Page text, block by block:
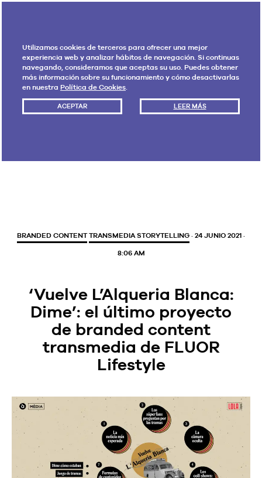
Utilizamos cookies de terceros para ofrecer una mejor
experiencia web y analizar hábitos de navegación. Si continuas
navegando, consideramos que aceptas su uso. Puedes obtener
más información sobre su funcionamiento y cómo desactivarlas
en nuestra Política de Cookies.
ACEPTAR LEER MÁS
BRANDED CONTENT TRANSMEDIA STORYTELLING · 24 JUNIO 2021 ·
8:06 AM
‘Vuelve L’Alqueria Blanca:
Dime’: el último proyecto
de branded content
transmedia de FLUOR
Lifestyle